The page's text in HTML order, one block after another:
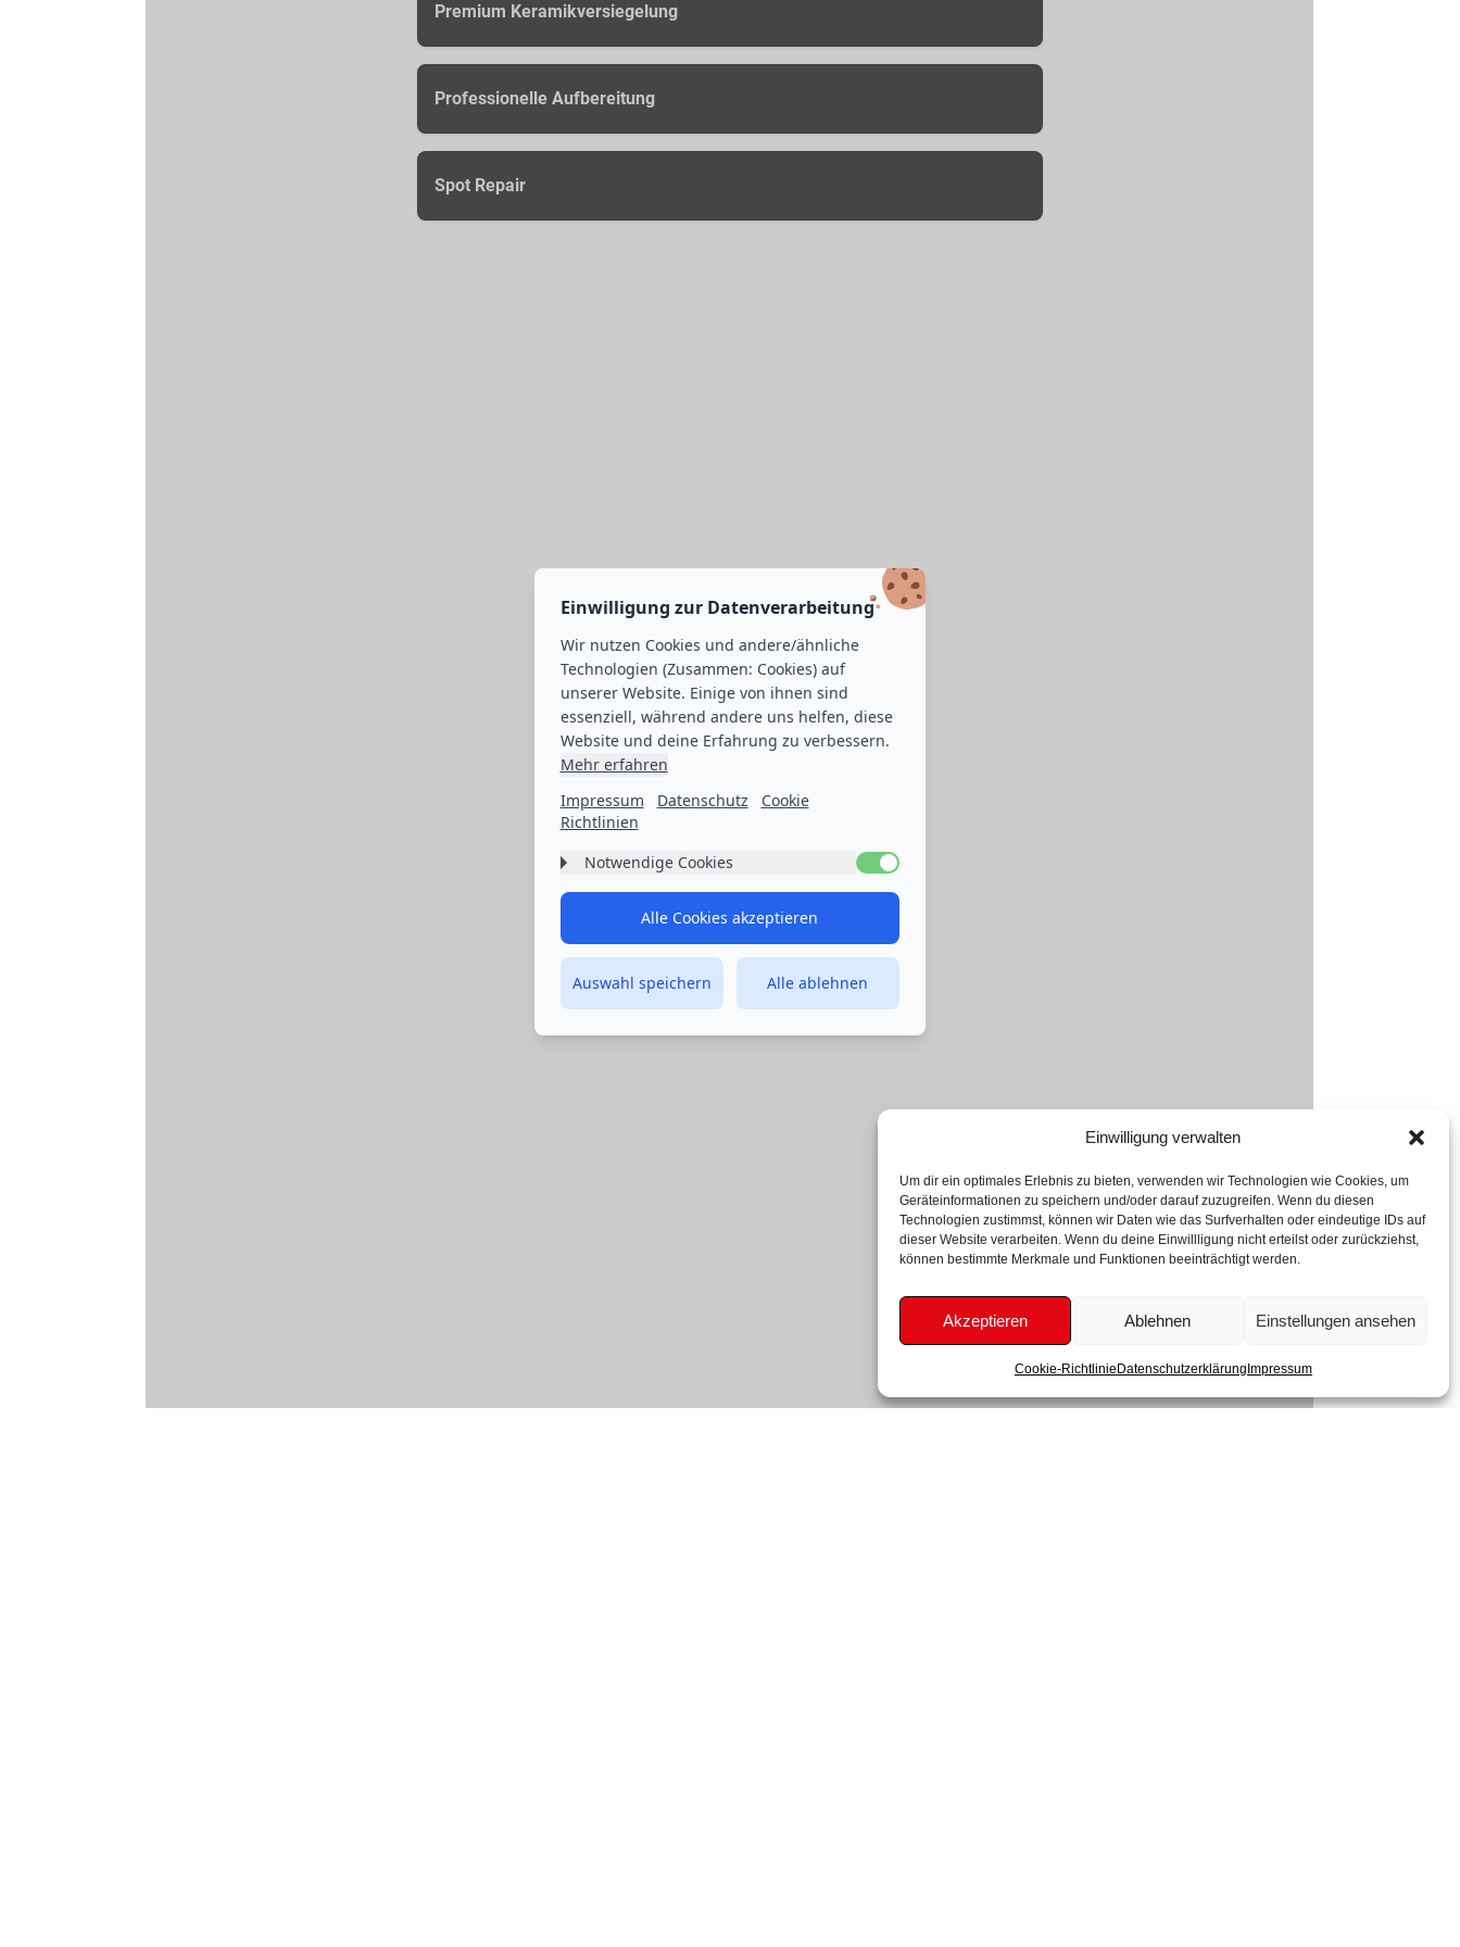
Einwilligung verwalten
Um dir ein optimales Erlebnis zu bieten, verwenden wir Technologien wie Cookies, um
Geräteinformationen zu speichern und/oder darauf zuzugreifen. Wenn du diesen
Technologien zustimmst, können wir Daten wie das Surfverhalten oder eindeutige IDs auf
dieser Website verarbeiten. Wenn du deine Einwillligung nicht erteilst oder zurückziehst,
können bestimmte Merkmale und Funktionen beeinträchtigt werden.
Akzeptieren Ablehnen Einstellungen ansehen
Cookie-Richtlinie Datenschutzerklärung Impressum